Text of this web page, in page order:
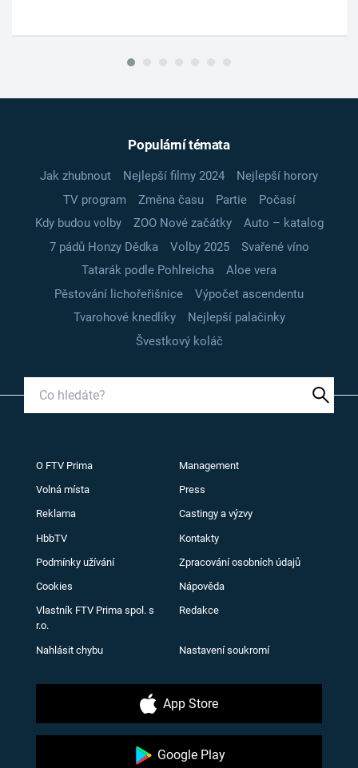
Populární témata
Jak zhubnout Nejlepší filmy 2024
Nejlepší horory
TV program
Změna času Partie
Počasí
Kdy budou volby
ZOO Nové začátky
Auto – katalog
7 pádů Honzy Dědka
Volby 2025
Svařené víno
Tatarák podle Pohlreicha
Aloe vera
Pěstování lichořeřišnice
Výpočet ascendentu
Tvarohové knedlíky
Nejlepší palačinky
Švestkový koláč
O FTV Prima Management
Volná místa Press
Reklama Castingy a výzvy
HbbTV Kontakty
Podmínky užívání Zpracování osobních údajů
Cookies Nápověda
Vlastník FTV Prima spol. s
r.o.
Redakce
Nahlásit chybu Nastavení soukromí
App Store
Google Play